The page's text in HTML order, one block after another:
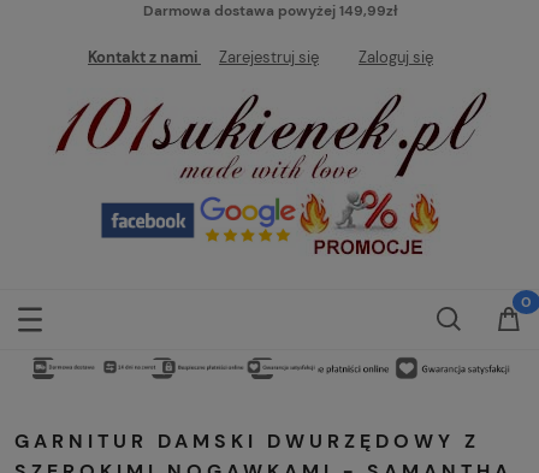
Darmowa dostawa powyżej 149,99zł
Kontakt z nami Zarejestruj się Zaloguj się
GARNITUR DAMSKI DWURZĘDOWY Z